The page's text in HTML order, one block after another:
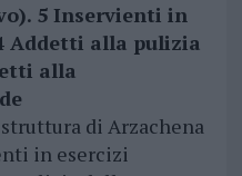
5 Inservienti in
Addetti alla pulizia
alla
struttura di Arzachena
in esercizi